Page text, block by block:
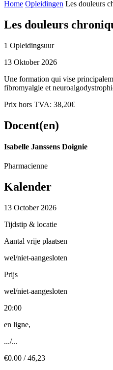
Home Opleidingen Les douleurs
Les douleurs
1 Opleidingsuur
13 Oktober 2026
Une formation qui vise
fibromyalgie et
Prix hors TVA: 38,20€
Docent(en)
Isabelle Janssens Doignie
Pharmacienne
Kalender
13 October 2026
Tijdstip & locatie
Aantal vrije plaatsen
wel/niet-aangesloten
Prijs
wel/niet-aangesloten
20:00
en ligne,
.../...
€0.00 / 46,23